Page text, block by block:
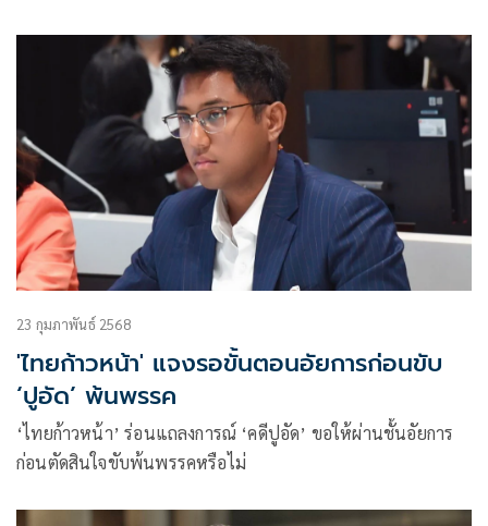
23 กุมภาพันธ์ 2568
'ไทยก้าวหน้า' แจงรอขั้นตอนอัยการก่อนขับ
‘ปูอัด’ พ้นพรรค
‘ไทยก้าวหน้า’ ร่อนแถลงการณ์ ‘คดีปูอัด’ ขอให้ผ่านชั้นอัยการ
ก่อนตัดสินใจขับพ้นพรรคหรือไม่